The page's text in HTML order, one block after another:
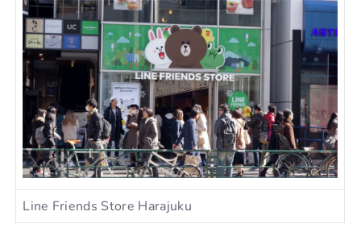
Line Friends Store Harajuku